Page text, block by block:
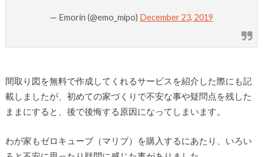
— Emorin (@emo_mipo) December 23, 2019
間取り図を無料で作成してくれるサービスを紹介した際にも記
載しましたが、初めての家づくりで不安な事や疑問点を残した
ままにすると、後で後悔する原因になってしまいます。
わが家もゼロキューブ（マリブ）を購入するにあたり、いろい